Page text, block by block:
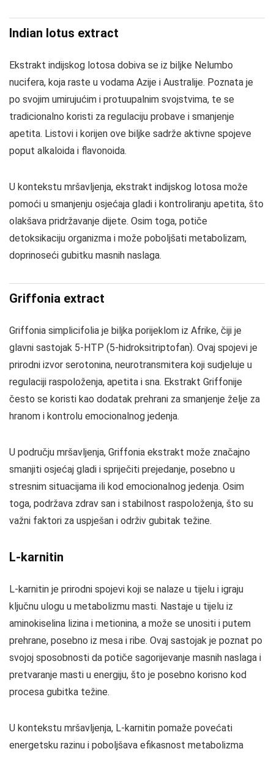
Indian lotus extract
Ekstrakt indijskog lotosa dobiva se iz biljke Nelumbo
nucifera, koja raste u vodama Azije i Australije. Poznata je
po svojim umirujućim i protuupalnim svojstvima, te se
tradicionalno koristi za regulaciju probave i smanjenje
apetita. Listovi i korijen ove biljke sadrže aktivne spojeve
poput alkaloida i flavonoida.
U kontekstu mršavljenja, ekstrakt indijskog lotosa može
pomoći u smanjenju osjećaja gladi i kontroliranju apetita, što
olakšava pridržavanje dijete. Osim toga, potiče
detoksikaciju organizma i može poboljšati metabolizam,
doprinoseći gubitku masnih naslaga.
Griffonia extract
Griffonia simplicifolia je biljka porijeklom iz Afrike, čiji je
glavni sastojak 5-HTP (5-hidroksitriptofan). Ovaj spojevi je
prirodni izvor serotonina, neurotransmitera koji sudjeluje u
regulaciji raspoloženja, apetita i sna. Ekstrakt Griffonije
često se koristi kao dodatak prehrani za smanjenje želje za
hranom i kontrolu emocionalnog jedenja.
U području mršavljenja, Griffonia ekstrakt može značajno
smanjiti osjećaj gladi i spriječiti prejedanje, posebno u
stresnim situacijama ili kod emocionalnog jedenja. Osim
toga, podržava zdrav san i stabilnost raspoloženja, što su
važni faktori za uspješan i održiv gubitak težine.
L-karnitin
L-karnitin je prirodni spojevi koji se nalaze u tijelu i igraju
ključnu ulogu u metabolizmu masti. Nastaje u tijelu iz
aminokiselina lizina i metionina, a može se unositi i putem
prehrane, posebno iz mesa i ribe. Ovaj sastojak je poznat po
svojoj sposobnosti da potiče sagorijevanje masnih naslaga i
pretvaranje masti u energiju, što je posebno korisno kod
procesa gubitka težine.
U kontekstu mršavljenja, L-karnitin pomaže povećati
energetsku razinu i poboljšava efikasnost metabolizma